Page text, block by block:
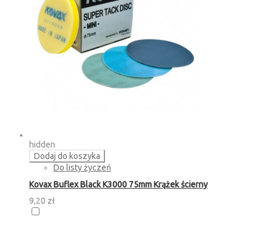
hidden
Dodaj do koszyka
Do listy życzeń
Kovax Buflex Black K3000 75mm Krążek ścierny
9,20 zł